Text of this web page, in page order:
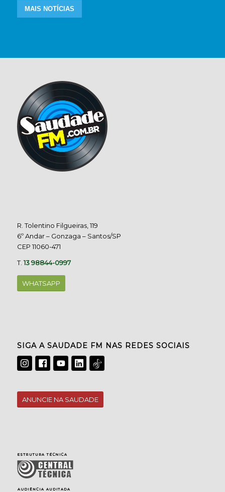
MAIS NOTÍCIAS
R. Tolentino Filgueiras, 119
6º Andar – Gonzaga – Santos/SP
CEP 11060-471
T.13 98844-0997
WHATSAPP
SIGA A SAUDADE FM NAS REDES SOCIAIS
ANUNCIE NA SAUDADE